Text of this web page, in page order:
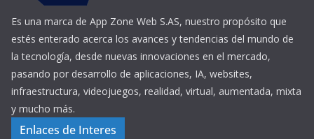
Es una marca de App Zone Web S.AS, nuestro propósito que
estés enterado acerca los avances y tendencias del mundo de
la tecnología, desde nuevas innovaciones en el mercado,
pasando por desarrollo de aplicaciones, IA, websites,
infraestructura, videojuegos, realidad, virtual, aumentada, mixta
y mucho más.
Enlaces de Interes